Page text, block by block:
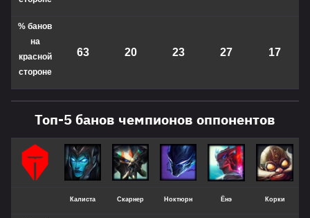
% банов
на
красной
стороне
63 20 23 27 17
Топ-5 банов чемпионов оппонентов
Калиста Скарнер Ноктюрн Ёнэ Корки